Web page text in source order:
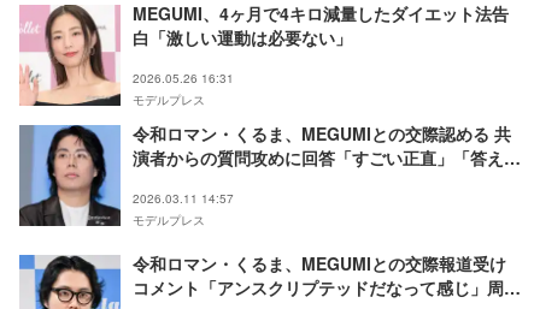
MEGUMI、4ヶ月で4キロ減量したダイエット法告
白「激しい運動は必要ない」
2026.05.26 16:31
モデルプレス
令和ロマン・くるま、MEGUMIとの交際認める 共
演者からの質問攻めに回答「すごい正直」「答え合
2026.03.11 14:57
モデルプレス
令和ロマン・くるま、MEGUMIとの交際報道受け
コメント「アンスクリプテッドだなって感じ」周囲